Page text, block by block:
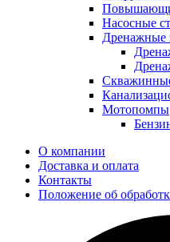
Насосные
Дренажные
Мотопомпы
О компании
Доставка и оплата
Контакты
Положение об